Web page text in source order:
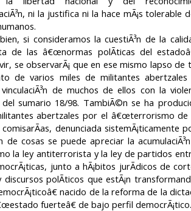
ni la justifica ni la hace mÃ¡s tolerable
si consideramos la cuestiÃ³n de la
de las â€œnormas polÃ­ticas del
se observarÃ¡ que en ese mismo lapso
de varios miles de militantes
de muchos de ellos con la
sumario 18/98. TambiÃ©n se ha
abertzales por el â€œterrorismo de
denunciada sistemÃ¡ticamente
de cosas se puede apreciar la
la ley antiterrorista y la ley de partidos
junto a hÃ¡bitos jurÃ­dicos de
polÃ­ticos que estÃ¡n
nacido de la reforma de la
fuerteâ€ de bajo perfil democrÃ¡tico.